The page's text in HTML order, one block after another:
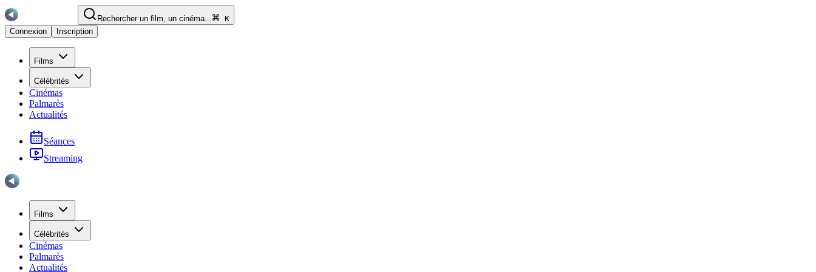
Rechercher un film, un cinéma...
K
Connexion
Inscription
Films
Célébrités
Cinémas
Palmarès
Actualités
Séances
Streaming
Films
Célébrités
Cinémas
Palmarès
Actualités